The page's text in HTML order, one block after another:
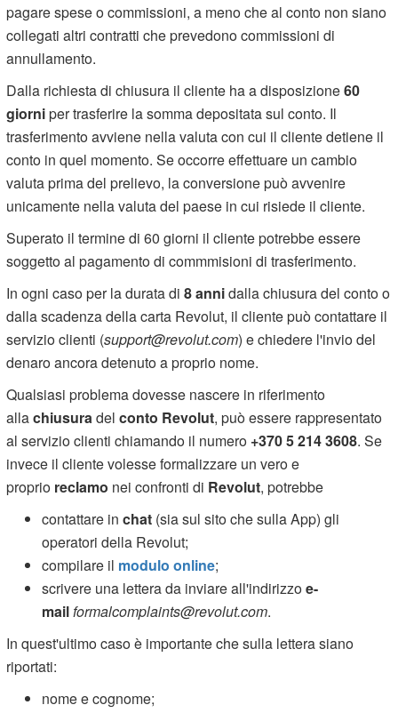
pagare spese o commissioni, a meno che al conto non siano
collegati altri contratti che prevedono commissioni di
annullamento.
Dalla richiesta di chiusura il cliente ha a disposizione60
giorniper trasferire la somma depositata sul conto. Il
trasferimento avviene nella valuta con cui il cliente detiene il
conto in quel momento. Se occorre effettuare un cambio
valuta prima del prelievo, la conversione può avvenire
unicamente nella valuta del paese in cui risiede il cliente.
Superato il termine di 60 giorni il cliente potrebbe essere
soggetto al pagamento di commmisioni di trasferimento.
In ogni caso per la durata di8 annidalla chiusura del conto o
dalla scadenza della carta Revolut, il cliente può contattare il
servizio clienti (support@revolut.com) e chiedere l'invio del
denaro ancora detenuto a proprio nome.
Qualsiasi problema dovesse nascere in riferimento
allachiusuradelconto Revolut, può essere rappresentato
al servizio clienti chiamando il numero +370 5 214 3608. Se
invece il cliente volesse formalizzare un vero e
proprio reclamo nei confronti di Revolut, potrebbe
contattare inchat (sia sul sito che sulla App) gli
operatori della Revolut;
compilare il modulo online;
scrivere una lettera da inviare all'indirizzoe-
mail formalcomplaints@revolut.com.
In quest'ultimo caso è importante che sulla lettera siano
riportati:
nome e cognome;